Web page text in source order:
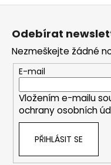
Z
Odebírat
Nezmeškejte žádné
E-mail
Vložením e-mailu
ochrany osobních
PŘIHLÁSIT SE